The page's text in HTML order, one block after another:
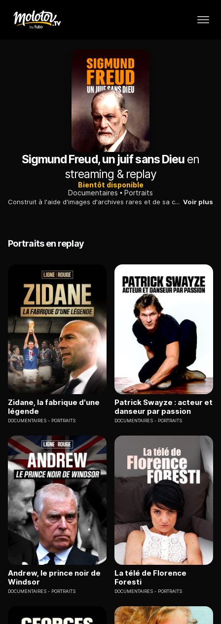
Sigmund Freud, un juif sans Dieu en
streaming & replay
Bientôt disponible
Documentaires
Portraits
Construit à l'aide d'images d'archives rares et de sa correspondance, un portrait de Sigmund Freud révélant son rapport avec sa famille et ses amis. Voir plus
Portraits en replay
Zidane, la fabrique d'une
légende
DOCUMENTAIRES PORTRAITS
Patrick Swayze : acteur et
danseur par passion
DOCUMENTAIRES PORTRAITS
Andrew, le prince noir de
Windsor
DOCUMENTAIRES PORTRAITS
La télé de Florence
Foresti
DOCUMENTAIRES PORTRAITS